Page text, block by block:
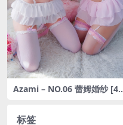
Azami – NO.06 蕾姆婚纱 [40
标签